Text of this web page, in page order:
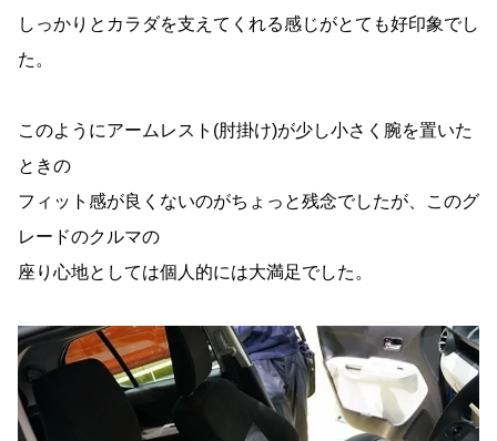
しっかりとカラダを支えてくれる感じがとても好印象でし
た。
このようにアームレスト(肘掛け)が少し小さく腕を置いた
ときの
フィット感が良くないのがちょっと残念でしたが、このグ
レードのクルマの
座り心地としては個人的には大満足でした。